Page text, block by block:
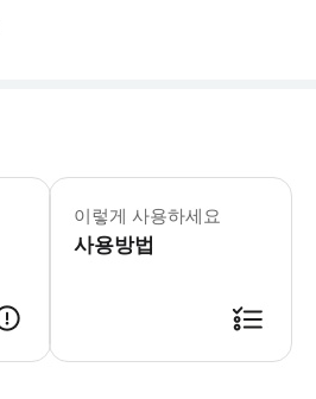
만 12세 이하의 어린이는 보호자와
이렇게 사용하세요
사용방법